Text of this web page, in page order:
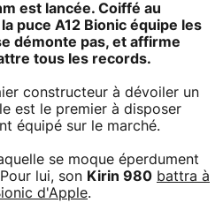
est lancée. Coiffé au
puce A12 Bionic équipe les
démonte pas, et affirme
tous les records.
constructeur à dévoiler un
est le premier à disposer
équipé sur le marché.
se moque éperdument
lui, son Kirin 980 battra à
d'Apple.